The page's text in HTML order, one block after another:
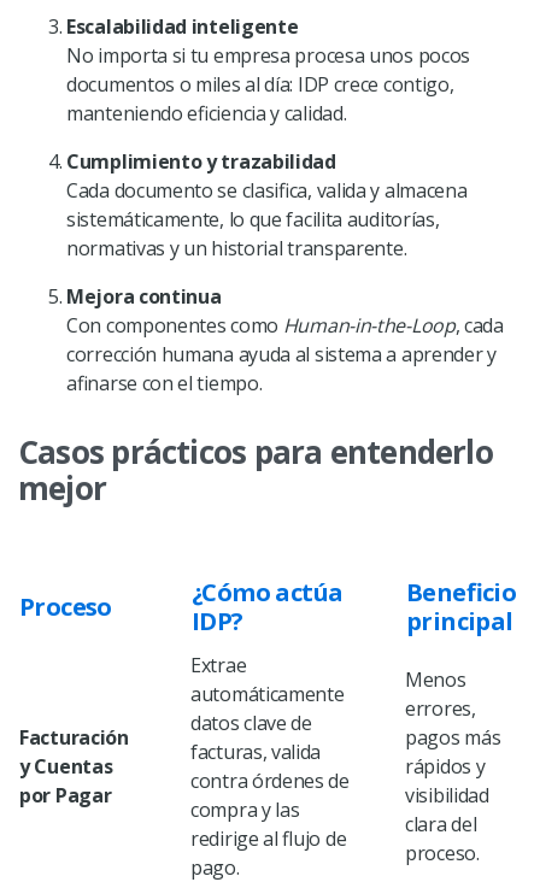
Escalabilidad inteligente
No importa si tu empresa procesa unos pocos
documentos o miles al día: IDP crece contigo,
manteniendo eficiencia y calidad.
Cumplimiento y trazabilidad
Cada documento se clasifica, valida y almacena
sistemáticamente, lo que facilita auditorías,
normativas y un historial transparente.
Mejora continua
Con componentes como Human-in-the-Loop, cada
corrección humana ayuda al sistema a aprender y
afinarse con el tiempo.
Casos prácticos para entenderlo
mejor
Proceso
¿Cómo actúa
IDP?
Beneficio
principal
Facturación
y Cuentas
por Pagar
Extrae
automáticamente
datos clave de
facturas, valida
contra órdenes de
compra y las
redirige al flujo de
pago.
Menos
errores,
pagos más
rápidos y
visibilidad
clara del
proceso.